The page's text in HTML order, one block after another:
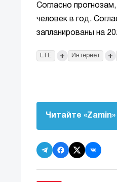
Согласно
человек в год.
запланированы на
LTE + Интернет +
Читайте